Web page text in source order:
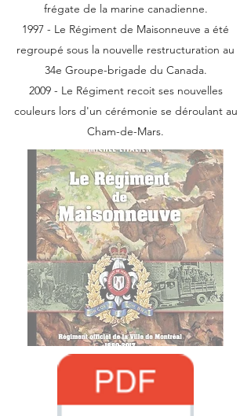
frégate de la marine canadienne.
1997 - Le Régiment de Maisonneuve a été
regroupé sous la nouvelle restructuration au
34e Groupe-brigade du Canada.
2009 - Le Régiment recoit ses nouvelles
couleurs lors d'un cérémonie se déroulant au
Cham-de-Mars.